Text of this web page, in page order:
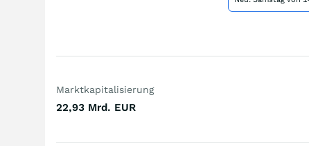
Marktkapitalisierung
22,93 Mrd. EUR